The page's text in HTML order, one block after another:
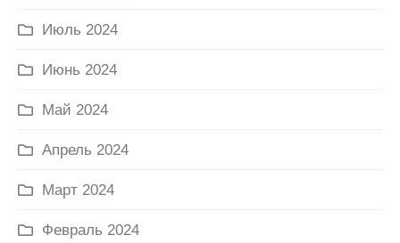
Июль 2024
Июнь 2024
Май 2024
Апрель 2024
Март 2024
Февраль 2024